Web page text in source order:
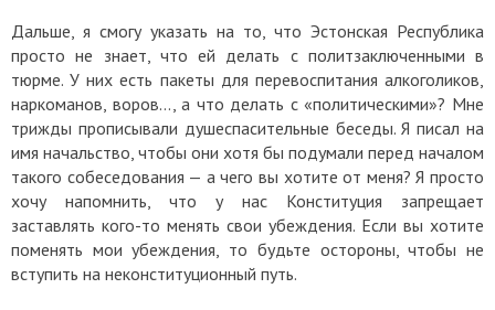
Дальше, я смогу указать на то, что Эстонская Республика
просто не знает, что ей делать с политзаключенными в
тюрме. У них есть пакеты для перевоспитания алкоголиков,
наркоманов, воров…, а что делать с «политическими»? Мне
трижды прописывали душеспасительные беседы. Я писал на
имя начальство, чтобы они хотя бы подумали перед началом
такого собеседования — а чего вы хотите от меня? Я просто
хочу напомнить, что у нас Конституция запрещает
заставлять кого-то менять свои убеждения. Если вы хотите
поменять мои убеждения, то будьте остороны, чтобы не
вступить на неконституционный путь.